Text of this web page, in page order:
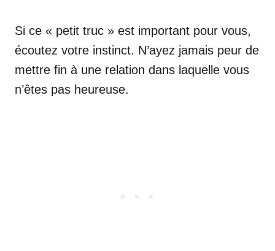
Si ce « petit truc » est important pour vous,
écoutez votre instinct. N’ayez jamais peur de
mettre fin à une relation dans laquelle vous
n’êtes pas heureuse.